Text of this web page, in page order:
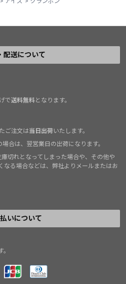
配送について
で送料無料となります。
ご注文は当日出荷いたします。
合は、翌営業日の出荷になります。
切れとなってしまった場合や、その他や
なる場合などは、弊社よりメールまたはお
いについて